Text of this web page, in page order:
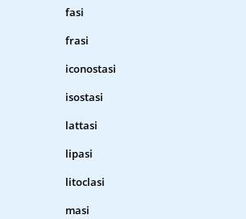
fasi
frasi
iconostasi
isostasi
lattasi
lipasi
litoclasi
masi